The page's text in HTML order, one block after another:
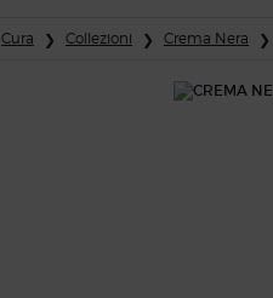
Cura Collezioni Crema Nera